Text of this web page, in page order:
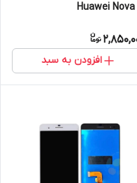
Huawei
افزودن به سبد